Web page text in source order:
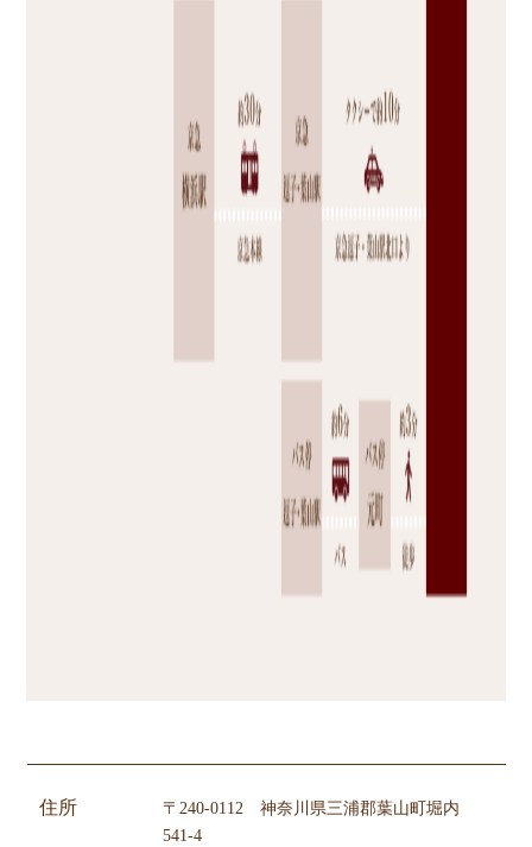
住所
〒240-0112 神奈川県三浦郡葉山町堀内
541-4